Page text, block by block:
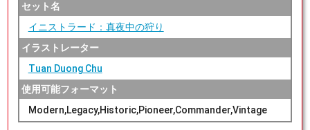
セット名
イニストラード：真夜中の狩り
イラストレーター
Tuan Duong Chu
使用可能フォーマット
Modern,Legacy,Historic,Pioneer,Commander,Vintage